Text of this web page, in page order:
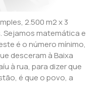
2.500 m2 x 3
Sejamos matemática e
é o número mínimo,
desceram à Baixa
à rua, para dizer que
é que o povo, a